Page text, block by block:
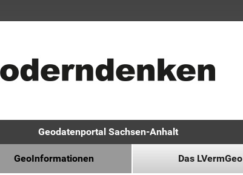
Geodatenportal Sachsen-Anhalt
GeoInformationen Das LVermGeo